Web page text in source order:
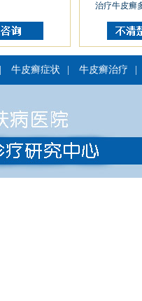
治疗牛皮癣
牛皮癣症状 牛皮癣治疗